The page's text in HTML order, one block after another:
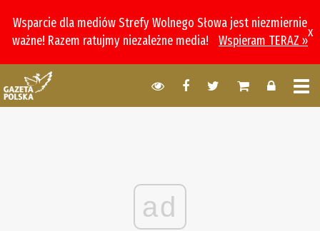
Wsparcie dla mediów Strefy Wolnego Słowa jest niezmiernie
ważne! Razem ratujmy niezależne media!
Wspieram TERAZ »
x
ad